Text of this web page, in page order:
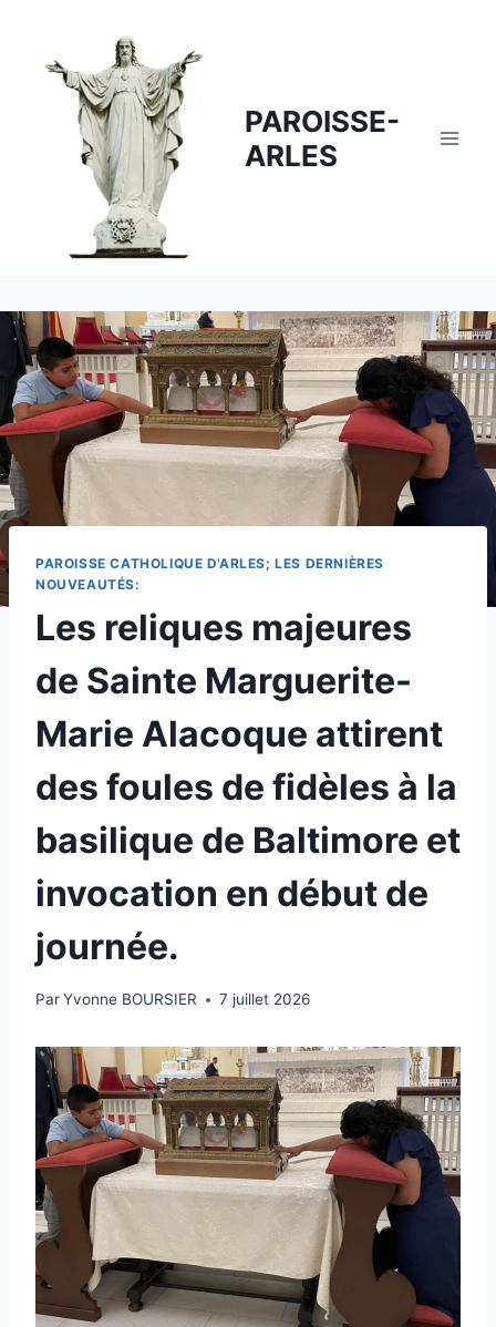
content
PAROISSE-
ARLES
PAROISSE CATHOLIQUE D'ARLES; LES DERNIÈRES
NOUVEAUTÉS:
Les reliques majeures
de Sainte Marguerite-
Marie Alacoque attirent
des foules de fidèles à la
basilique de Baltimore et
invocation en début de
journée.
ParYvonne BOURSIER 7 juillet 2026